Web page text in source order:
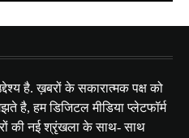
है. ख़बरों के सकारात्मक पक्ष को
है, हम डिजिटल मीडिया प्लेटफॉर्म
की नई श्रृंखला के साथ- साथ